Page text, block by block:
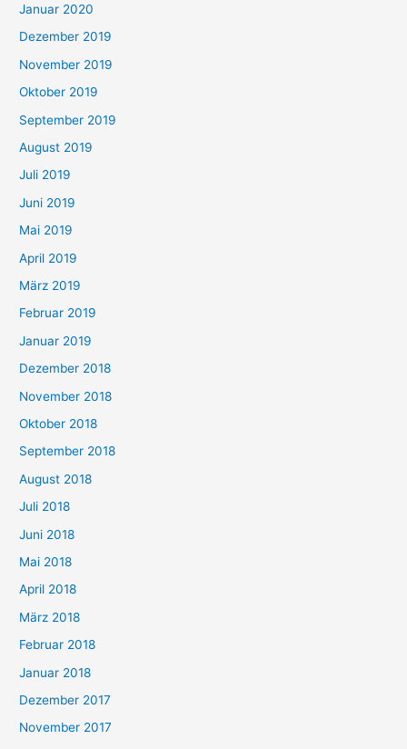
Januar 2020
Dezember 2019
November 2019
Oktober 2019
September 2019
August 2019
Juli 2019
Juni 2019
Mai 2019
April 2019
März 2019
Februar 2019
Januar 2019
Dezember 2018
November 2018
Oktober 2018
September 2018
August 2018
Juli 2018
Juni 2018
Mai 2018
April 2018
März 2018
Februar 2018
Januar 2018
Dezember 2017
November 2017